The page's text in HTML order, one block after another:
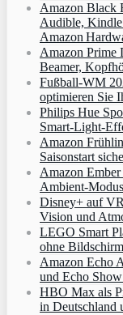
Amazon Black
Audible,
Amazon
Amazon Prime
Beamer,
Fußball-WM
optimieren Sie
Philips Hue
Amazon
Saisonstart
Amazon
Disney+ auf
Vision und
LEGO Smart
ohne
Amazon Echo
und Echo
HBO Max als
in Deutschland